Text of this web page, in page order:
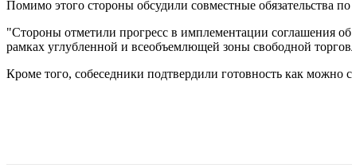
Помимо этого стороны обсудили совместные обязательства
"Стороны отметили прогресс в имплементации соглашения
рамках углубленной и всеобъемлющей зоны свободной
Кроме того, собеседники подтвердили готовность как